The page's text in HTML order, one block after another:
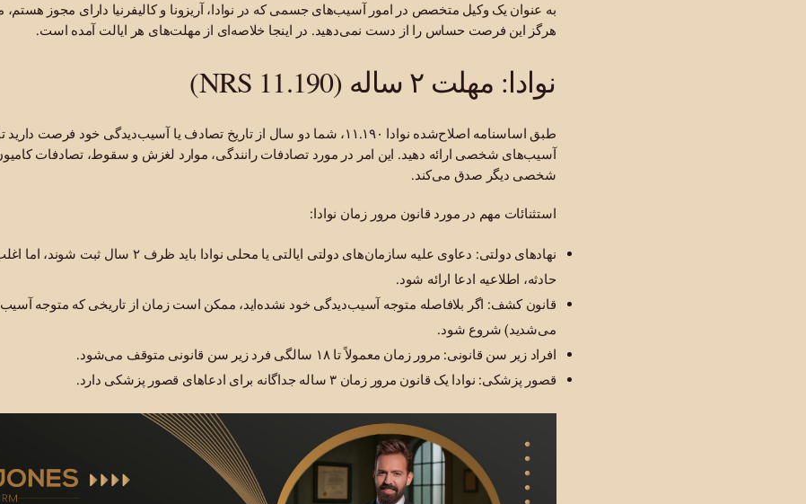
به عنوان یک وکیل متخصص در امور آسیب‌های جسمی که در نوادا، آریزونا و کالیفرنیا دارای مجوز
هرگز این فرصت حساس را از دست نمی‌دهید. در اینجا خلاصه‌ای از مهلت‌های هر ایالت آمده است.
نوادا: مهلت ۲ ساله (NRS 11.190)
طبق اساسنامه اصلاح‌شده نوادا ۱۱.۱۹۰، شما دو سال از تاریخ تصادف یا آسیب‌دیدگی خود
آسیب‌های شخصی ارائه دهید. این امر در مورد تصادفات رانندگی، موارد لغزش و سقوط، تصادفات
شخصی دیگر صدق می‌کند.
استثنائات مهم در مورد قانون مرور زمان نوادا:
حادثه، اطلاعیه ادعا ارائه شود.
قانون کشف: اگر بلافاصله متوجه آسیب‌دیدگی خود نشده‌اید، ممکن است زمان از تاریخی که متوجه
می‌شدید) شروع شود.
افراد زیر سن قانونی: مرور زمان معمولاً تا ۱۸ سالگی فرد زیر سن قانونی متوقف می‌شود.
قصور پزشکی: نوادا یک قانون مرور زمان ۳ ساله جداگانه برای ادعاهای قصور پزشکی دارد.